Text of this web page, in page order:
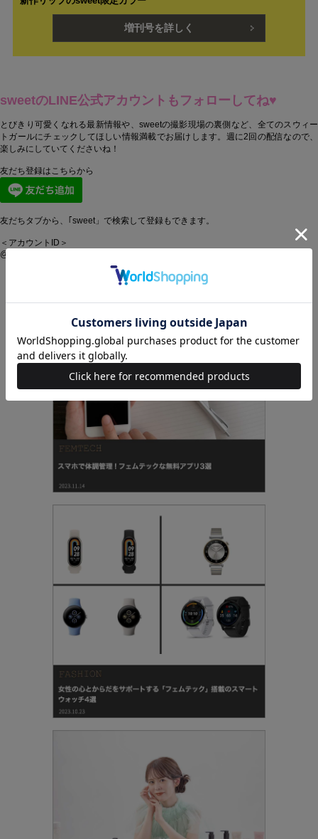
増刊号を詳しく
sweetのLINE公式アカウントもフォローしてね♥
とびきり可愛くなれる最新情報や、sweetの撮影現場の裏側など、全てのスウィー
トガールにチェックしてほしい情報満載でお届けします。週に2回の配信なので、
楽しみにしていてくださいね！
友だち登録はこちらから
友だちタブから、｢sweet」で検索して登録もできます。
＜アカウントID＞
@oa-sweet